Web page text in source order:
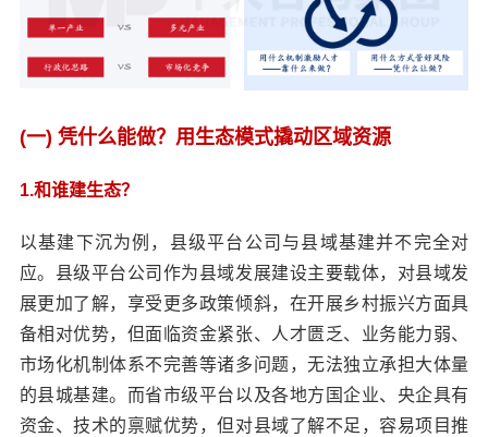
(一) 凭什么能做？用生态模式撬动区域资源
1.和谁建生态？
以基建下沉为例，县级平台公司与县域基建并不完全对
应。县级平台公司作为县域发展建设主要载体，对县域发
展更加了解，享受更多政策倾斜，在开展乡村振兴方面具
备相对优势，但面临资金紧张、人才匮乏、业务能力弱、
市场化机制体系不完善等诸多问题，无法独立承担大体量
的县城基建。而省市级平台以及各地方国企业、央企具有
资金、技术的禀赋优势，但对县域了解不足，容易项目推